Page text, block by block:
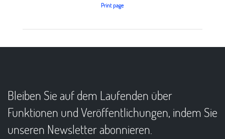
Print page
Bleiben Sie auf dem Laufenden über
Funktionen und Veröffentlichungen, indem Sie
unseren Newsletter abonnieren.